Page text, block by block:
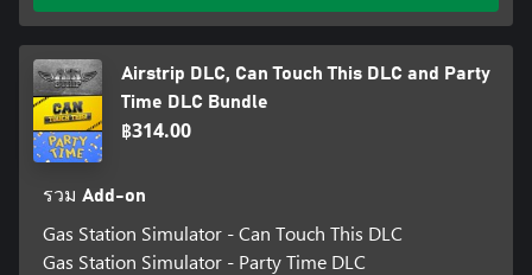
Airstrip DLC, Can Touch This DLC and Party
Time DLC Bundle
฿314.00
รวม Add-on
Gas Station Simulator - Can Touch This DLC
Gas Station Simulator - Party Time DLC